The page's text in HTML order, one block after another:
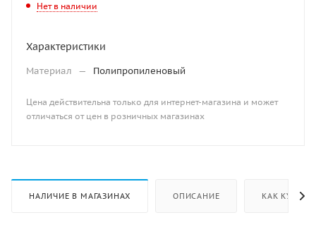
Нет в наличии
Характеристики
Материал — Полипропиленовый
Цена действительна только для интернет-магазина и может
отличаться от цен в розничных магазинах
НАЛИЧИЕ В МАГАЗИНАХ ОПИСАНИЕ КАК КУПИТЬ